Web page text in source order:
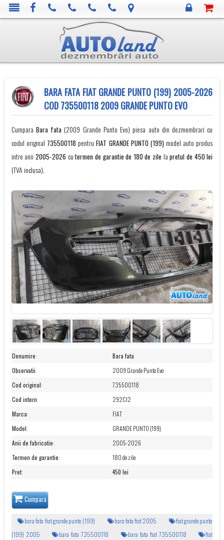
BARA FATA FIAT GRANDE PUNTO (199) 2005-2026
COD 735500118 2009 GRANDE PUNTO EVO
CumparaBara fata (2009 Grande Punto Evo) piesa auto din dezmembrari cu
codul original 735500118 pentruFIAT GRANDE PUNTO (199)model auto produs
intre anii2005-2026 cutermen de garantie de 180 de zile lapretul de 450 lei
(TVA inclusa).
Denumire:
Bara fata
Observatii:
2009 Grande Punto Evo
Cod original:
735500118
Cod intern:
292CI2
Marca:
FIAT
Model:
GRANDE PUNTO (199)
Anii de fabricatie:
2005-2026
Termen de garantie:
180 de zile
Pret: 450 lei
Cumpara
bara fata fiat grande punto (199) bara fata fiat 2005
fiat grande punto
(199) 2005
bara fata 735500118 bara fata fiat 735500118
fiat